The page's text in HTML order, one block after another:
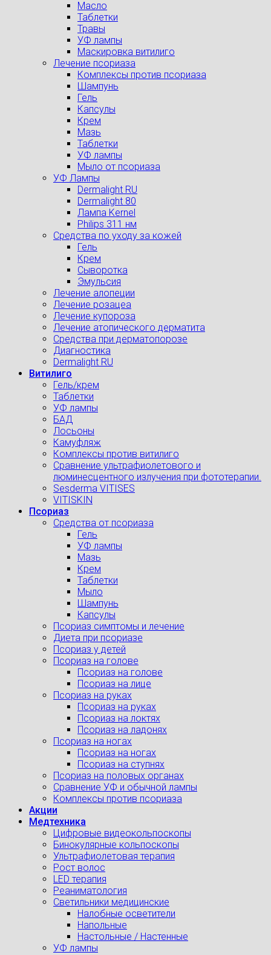
Масло
Таблетки
Травы
УФ лампы
Маскировка витилиго
Лечение псориаза
Комплексы против псориаза
Шампунь
Гель
Капсулы
Крем
Мазь
Таблетки
УФ лампы
Мыло от псориаза
УФ Лампы
Dermalight RU
Dermalight 80
Лампа Kernel
Philips 311 нм
Средства по уходу за кожей
Гель
Крем
Сыворотка
Эмульсия
Лечение алопеции
Лечение розацеа
Лечение купороза
Лечение атопического дерматита
Средства при дерматопорозе
Диагностика
Dermalight RU
Витилиго
Гель/крем
Таблетки
УФ лампы
БАД
Лосьоны
Камуфляж
Комплексы против витилиго
Сравнение ультрафиолетового и
люминесцентного излучения при фототерапии.
Sesderma VITISES
VITISKIN
Псориаз
Средства от псориаза
Гель
УФ лампы
Мазь
Крем
Таблетки
Мыло
Шампунь
Капсулы
Псориаз симптомы и лечение
Диета при псориазе
Псориаз у детей
Псориаз на голове
Псориаз на голове
Псориаз на лице
Псориаз на руках
Псориаз на руках
Псориаз на локтях
Псориаз на ладонях
Псориаз на ногах
Псориаз на ногах
Псориаз на ступнях
Псориаз на половых органах
Сравнение УФ и обычной лампы
Комплексы против псориаза
Акции
Медтехника
Цифровые видеокольпоскопы
Бинокулярные кольпоскопы
Ультрафиолетовая терапия
Рост волос
LED терапия
Реаниматология
Светильники медицинские
Налобные осветители
Напольные
Настольные / Настенные
УФ лампы